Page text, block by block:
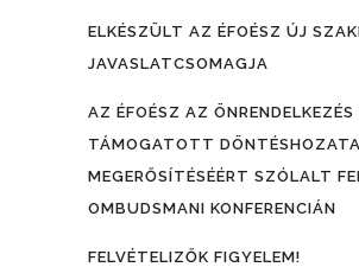
ELKÉSZÜLT AZ ÉFOÉSZ ÚJ
JAVASLATCSOMAGJA
AZ ÉFOÉSZ AZ ÖNRENDELKEZÉS
TÁMOGATOTT
MEGERŐSÍTÉSÉÉRT SZÓLALT
OMBUDSMANI KONFERENCIÁN
FELVÉTELIZŐK FIGYELEM!